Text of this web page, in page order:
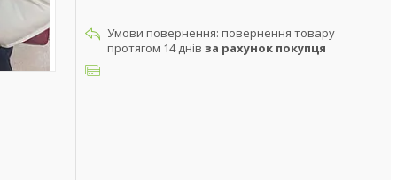
повернення товару
протягом 14 днів за рахунок покупця